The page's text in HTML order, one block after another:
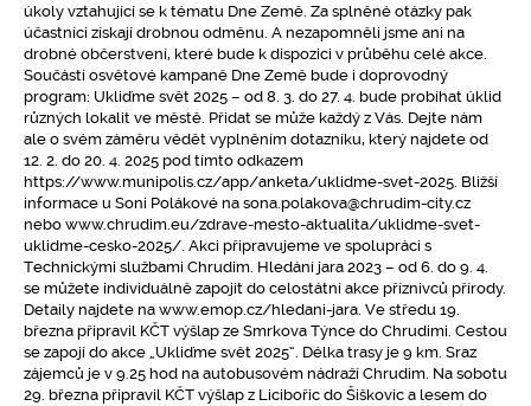
úkoly vztahující se k tématu Dne Země. Za splněné otázky pak
účastníci získají drobnou odměnu. A nezapomněli jsme ani na
drobné občerstvení, které bude k dispozici v průběhu celé akce.
Součástí osvětové kampaně Dne Země bude i doprovodný
program: Ukliďme svět 2025 – od 8. 3. do 27. 4. bude probíhat úklid
různých lokalit ve městě. Přidat se může každý z Vás. Dejte nám
ale o svém záměru vědět vyplněním dotazníku, který najdete od
12. 2. do 20. 4. 2025 pod tímto odkazem
https://www.munipolis.cz/app/anketa/uklidme-svet-2025. Bližší
informace u Soni Polákové na sona.polakova@chrudim-city.cz
nebo www.chrudim.eu/zdrave-mesto-aktualita/uklidme-svet-
uklidme-cesko-2025/. Akci připravujeme ve spolupráci s
Technickými službami Chrudim. Hledání jara 2023 – od 6. do 9. 4.
se můžete individuálně zapojit do celostátní akce příznivců přírody.
Detaily najdete na www.emop.cz/hledani-jara. Ve středu 19.
března připravil KČT výšlap ze Smrkova Týnce do Chrudimi. Cestou
se zapojí do akce „Ukliďme svět 2025“. Délka trasy je 9 km. Sraz
zájemců je v 9.25 hod na autobusovém nádraží Chrudim. Na sobotu
29. března připravil KČT výšlap z Licibořic do Šiškovic a lesem do